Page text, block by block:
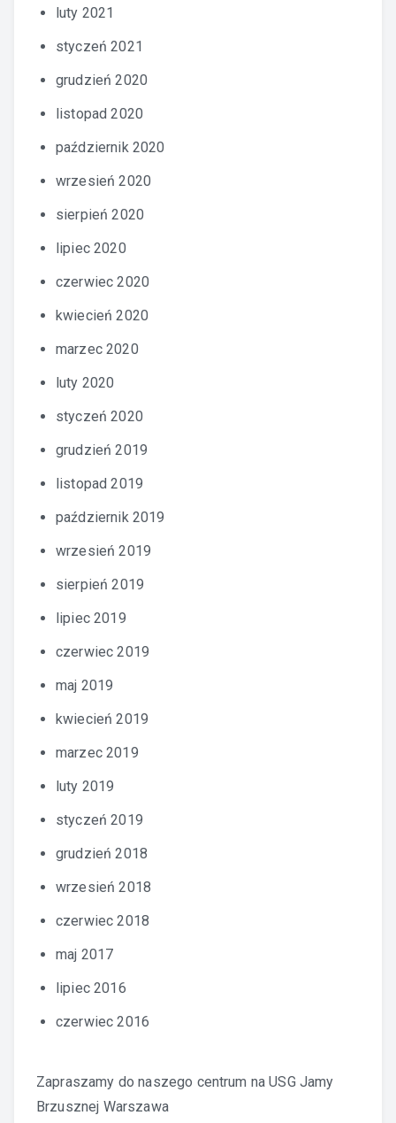
luty 2021
styczeń 2021
grudzień 2020
listopad 2020
październik 2020
wrzesień 2020
sierpień 2020
lipiec 2020
czerwiec 2020
kwiecień 2020
marzec 2020
luty 2020
styczeń 2020
grudzień 2019
listopad 2019
październik 2019
wrzesień 2019
sierpień 2019
lipiec 2019
czerwiec 2019
maj 2019
kwiecień 2019
marzec 2019
luty 2019
styczeń 2019
grudzień 2018
wrzesień 2018
czerwiec 2018
maj 2017
lipiec 2016
czerwiec 2016
Zapraszamy do naszego centrum naUSG Jamy
Brzusznej Warszawa